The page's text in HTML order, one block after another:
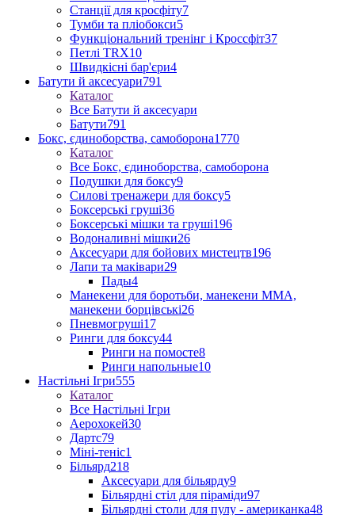
Станції для кросфіту7
Тумби та пліобокси5
Функціональний тренінг і Кроссфіт37
Петлі TRX10
Швидкісні бар'єри4
Батути й аксесуари791
Каталог
Все Батути й аксесуари
Батути791
Бокс, єдиноборства, самоборона1770
Каталог
Все Бокс, єдиноборства, самоборона
Подушки для боксу9
Силові тренажери для боксу5
Боксерські груші36
Боксерські мішки та груші196
Водоналивні мішки26
Аксесуари для бойових мистецтв196
Лапи та маківари29
Пады4
Манекени для боротьби, манекени ММА,
манекени борцівські26
Пневмогруші17
Ринги для боксу44
Ринги на помосте8
Ринги напольные10
Настільні Ігри555
Каталог
Все Настільні Ігри
Аерохокей30
Дартс79
Міні-теніс1
Більярд218
Аксесуари для більярду9
Більярдні стіл для піраміди97
Більярдні столи для пулу - американка48